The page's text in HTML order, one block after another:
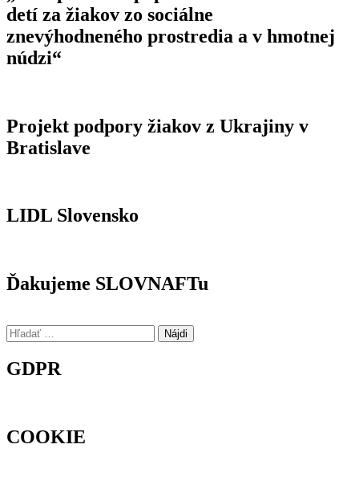
detí za žiakov zo sociálne
znevýhodneného prostredia a v hmotnej
núdzi“
Projekt podpory žiakov z Ukrajiny v
Bratislave
LIDL Slovensko
Ďakujeme SLOVNAFTu
Hľadať:
GDPR
COOKIE